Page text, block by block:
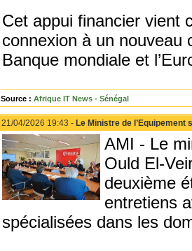
Cet appui financier vient
connexion à un nouveau
Banque mondiale et
Source : Afrique IT News - Sénégal
21/04/2026 19:43 - Le Ministre de l’Equipement
AMI - Le
Ould El-
deuxième
entretiens
spécialisées dans les